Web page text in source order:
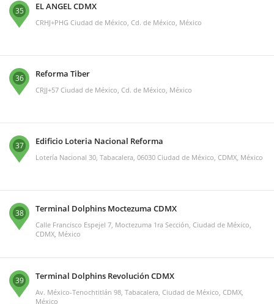
35 EL ANGEL CDMX
CRHJ+PHG Ciudad de México, Cd. de México, México
36 Reforma Tiber
CRJJ+57 Ciudad de México, Cd. de México, México
37 Edificio Loteria Nacional Reforma
Lotería Nacional 30, Tabacalera, 06030 Ciudad de México, CDMX, México
38 Terminal Dolphins Moctezuma CDMX
Calle Francisco Espejel 7, Moctezuma 1ra Sección, Ciudad de México,
CDMX, México
39 Terminal Dolphins Revolución CDMX
Av. México-Tenochtitlán 98, Tabacalera, Ciudad de México, CDMX,
México